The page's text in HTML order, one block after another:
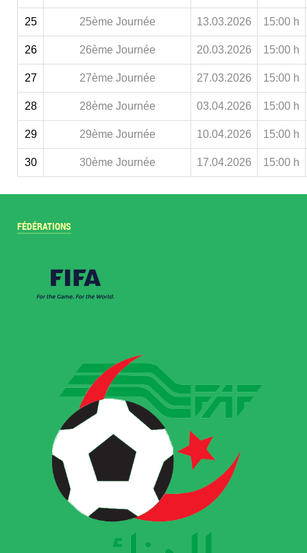
25 25ème Journée 13.03.2026 15:00 h
26 26ème Journée 20.03.2026 15:00 h
27 27ème Journée 27.03.2026 15:00 h
28 28ème Journée 03.04.2026 15:00 h
29 29ème Journée 10.04.2026 15:00 h
30 30ème Journée 17.04.2026 15:00 h
FÉDÉRATIONS